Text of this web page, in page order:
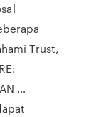
Trust,
…